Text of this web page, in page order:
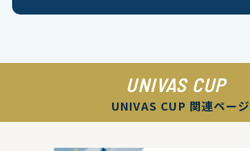
UNIVAS CUP
UNIVAS CUP 関連ページ